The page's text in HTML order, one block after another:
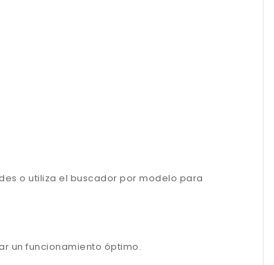
o utiliza el buscador por modelo para
un funcionamiento óptimo.